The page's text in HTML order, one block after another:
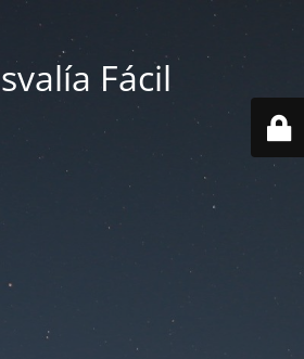
Fácil